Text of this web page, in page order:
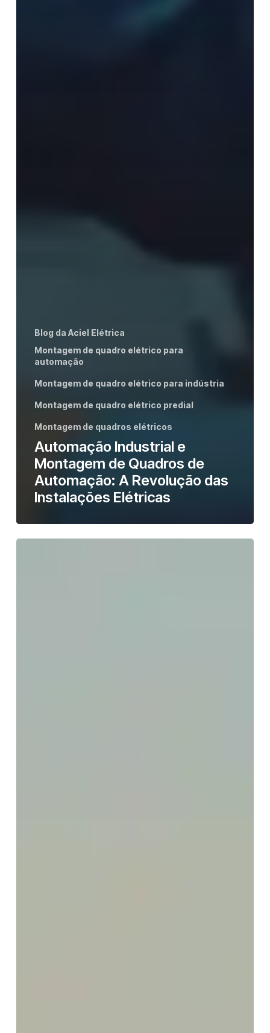
Blog da Aciel Elétrica
Montagem de quadro elétrico para
automação
Montagem de quadro elétrico para indústria
Montagem de quadro elétrico predial
Montagem de quadros elétricos
Automação Industrial e
Montagem de Quadros de
Automação: A Revolução das
Instalações Elétricas